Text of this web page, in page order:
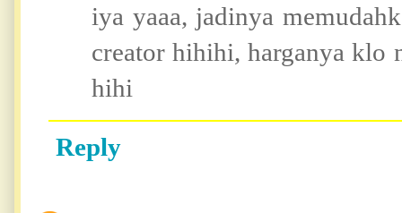
iya yaaa, jadinya
creator hihihi, harganya klo
hihi
Reply